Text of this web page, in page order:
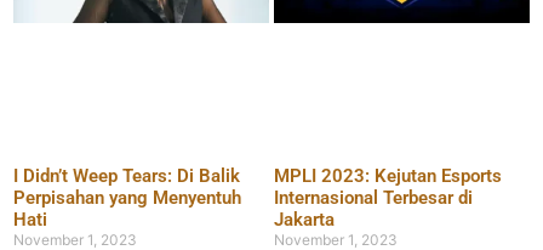
I Didn’t Weep Tears: Di Balik
Perpisahan yang Menyentuh
Hati
November 1, 2023
MPLI 2023: Kejutan Esports
Internasional Terbesar di
Jakarta
November 1, 2023